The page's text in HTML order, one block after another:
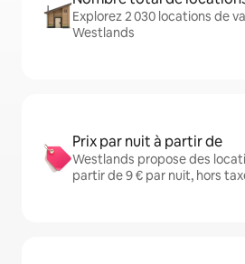
Explorez 2 030 locations de
Westlands
Prix par nuit à partir de
Westlands propose des
partir de 9 € par nuit, hors